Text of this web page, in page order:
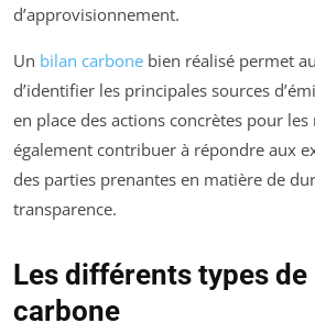
d’approvisionnement.
Un bilan carbone bien réalisé permet
d’identifier les principales sources
en place des actions concrètes pour
également contribuer à répondre aux
des parties prenantes en matière de
transparence.
Les différents types
carbone